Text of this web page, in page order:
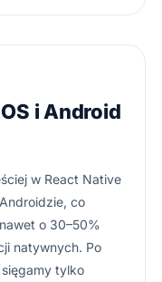
i Android
w React Native
co
o 30–50%
natywnych. Po
tylko